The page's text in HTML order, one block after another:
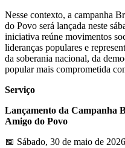
Nesse contexto, a campanha
do Povo será lançada neste
iniciativa reúne movimentos
lideranças populares e
da soberania nacional, da
popular mais comprometida
Serviço
Lançamento da Campanha
Amigo do Povo
📅 Sábado, 30 de maio de 2026